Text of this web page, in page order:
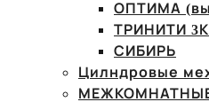
ОПТИМА
ТРИНИТИ 3К
СИБИРЬ
Цилндровые